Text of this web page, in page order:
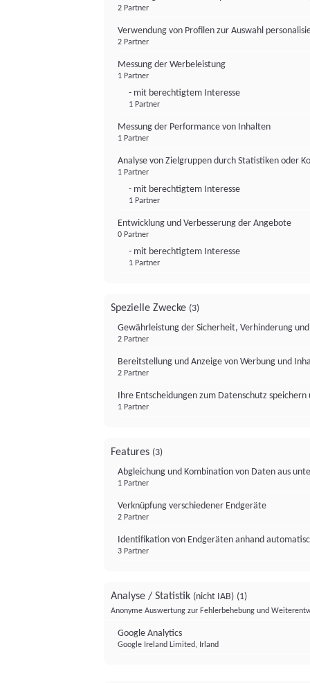
2 Partner
Verwendung von Profilen zur Auswahl
2 Partner
Messung der Werbeleistung
1 Partner
- mit berechtigtem Interesse
1 Partner
Messung der Performance von Inhalten
1 Partner
Analyse von Zielgruppen durch Statistiken oder
1 Partner
- mit berechtigtem Interesse
1 Partner
Entwicklung und Verbesserung der Angebote
0 Partner
- mit berechtigtem Interesse
1 Partner
Spezielle Zwecke (3)
Gewährleistung der Sicherheit, Verhinderung
2 Partner
Bereitstellung und Anzeige von Werbung und
2 Partner
Ihre Entscheidungen zum Datenschutz
1 Partner
Features (3)
Abgleichung und Kombination von Daten aus
1 Partner
Verknüpfung verschiedener Endgeräte
2 Partner
Identifikation von Endgeräten anhand
3 Partner
Analyse / Statistik (nicht IAB) (1)
Anonyme Auswertung zur Fehlerbehebung und
Google Analytics
Google Ireland Limited, Irland